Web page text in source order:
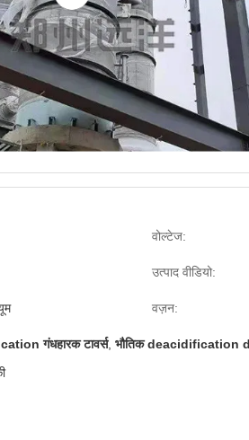
वोल्टेज:
उत्पाद वीडियो:
वज़न:
गंधहारक टावर्स, भौतिक deacidification